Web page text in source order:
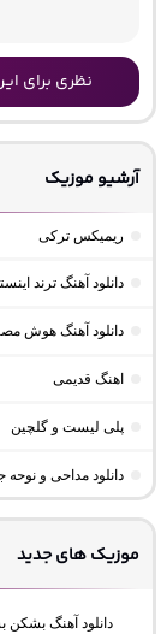
نظری برای
آرشیو موزیک
ریمیکس ترکی
دانلود آهنگ ترند
دانلود آهنگ هوش
اهنگ قدیمی
پلی لیست و گلچین
دانلود مداحی و نوحه
موزیک های جدید
دانلود آهنگ بشکن